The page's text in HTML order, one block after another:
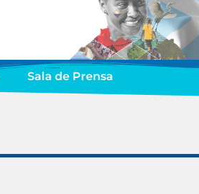
Sala de Prensa